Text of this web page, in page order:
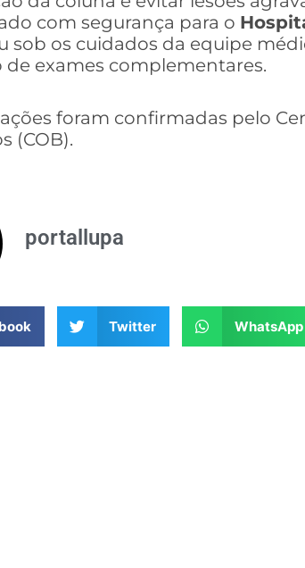
com segurança para o
sob os cuidados da equipe
de exames complementares.
foram confirmadas pelo
(COB).
portallupa
Twitter WhatsApp